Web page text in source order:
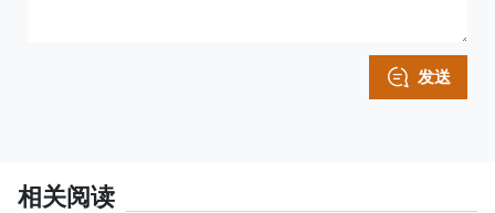
发送
相关阅读